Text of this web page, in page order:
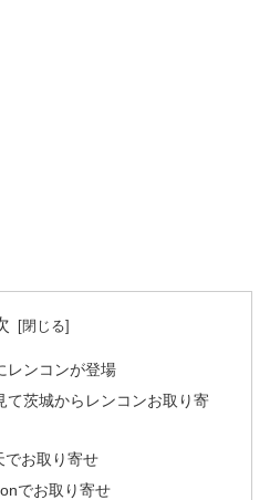
レンコンが登場
て茨城からレンコンお取り寄
でお取り寄せ
でお取り寄せ